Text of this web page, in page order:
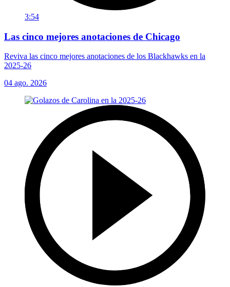
3:54
Las cinco mejores anotaciones de Chicago
Reviva las cinco mejores anotaciones de los Blackhawks en la
2025-26
04 ago. 2026